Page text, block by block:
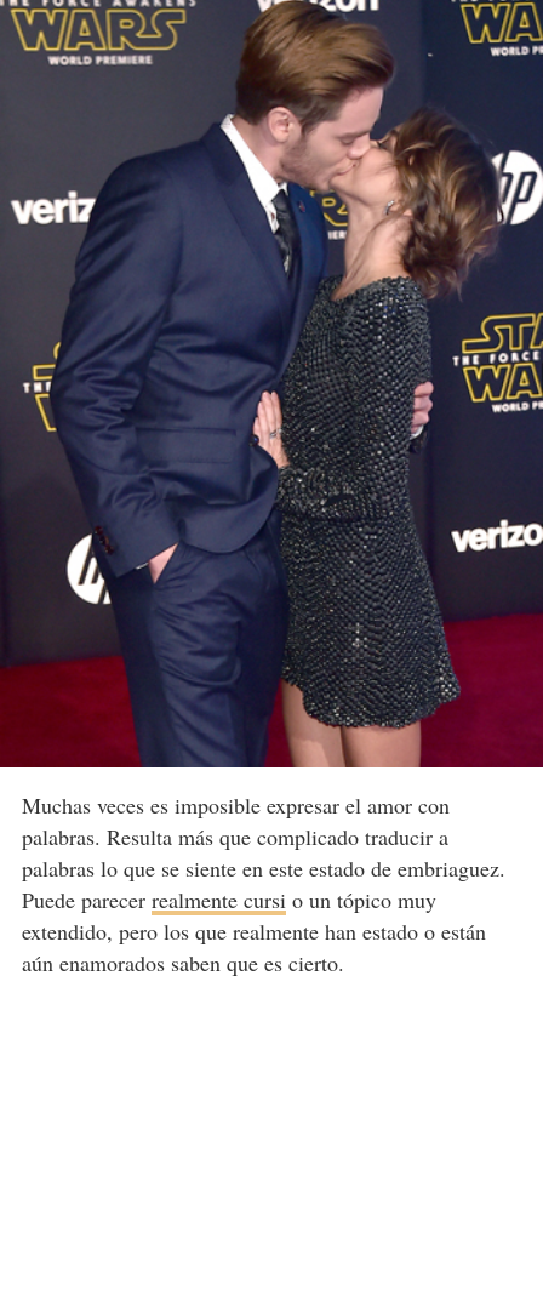
Muchas veces es imposible expresar el amor con
palabras. Resulta más que complicado traducir a
palabras lo que se siente en este estado de embriaguez.
Puede parecer realmente cursio un tópico muy
extendido, pero los que realmente han estado o están
aún enamorados saben que es cierto.